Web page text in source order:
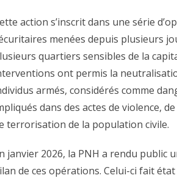
action s’inscrit dans une série
menées depuis plusieurs
quartiers sensibles de la
ont permis la
armés, considérés comme
dans des actes de violence,
terrorisation de la population civile.
janvier 2026, la PNH a rendu public
de ces opérations. Celui-ci fait état